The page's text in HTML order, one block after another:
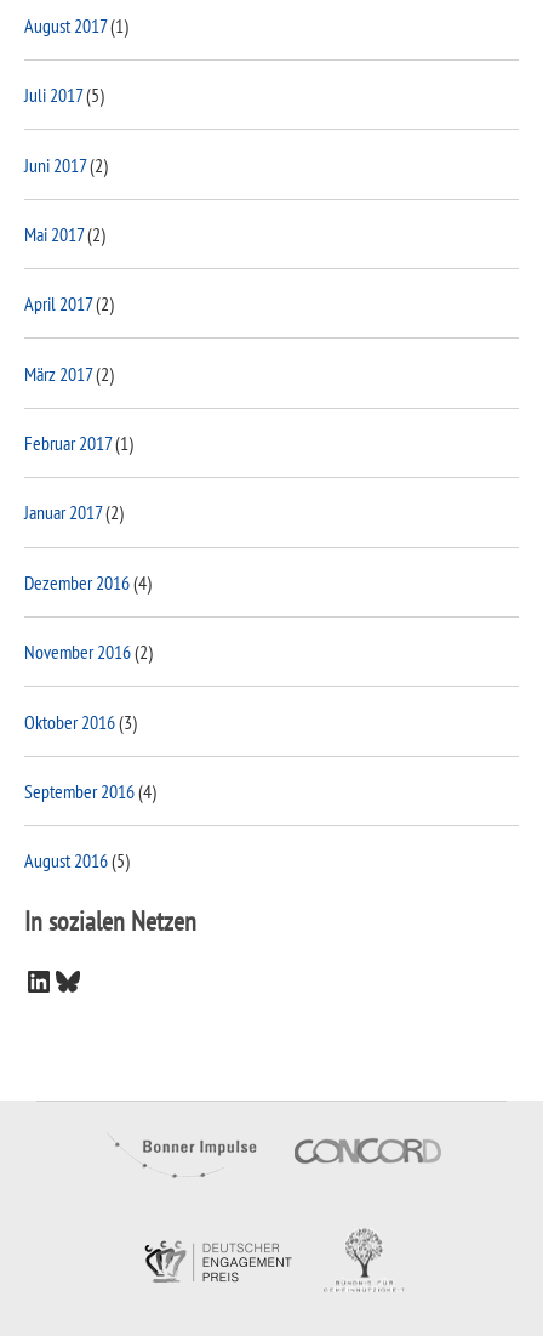
August 2017(1)
Juli 2017(5)
Juni 2017(2)
Mai 2017(2)
April 2017(2)
März 2017(2)
Februar 2017(1)
Januar 2017(2)
Dezember 2016(4)
November 2016(2)
Oktober 2016(3)
September 2016(4)
August 2016(5)
In sozialen Netzen
LinkedIn
Bluesky